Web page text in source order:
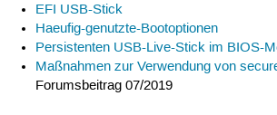
EFI USB-Stick
Haeufig-genutzte-Bootoptionen
Persistenten USB-Live-Stick im BIOS-
Maßnahmen zur Verwendung von
Forumsbeitrag 07/2019